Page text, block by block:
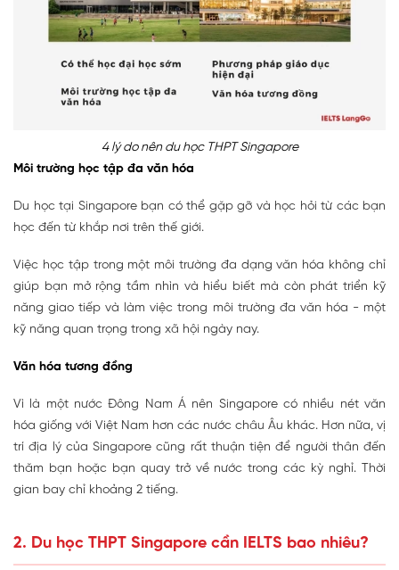
4 lý do nên du học THPT Singapore
Môi trường học tập đa văn hóa
Du học tại Singapore bạn có thể gặp gỡ và học hỏi từ các bạn
học đến từ khắp nơi trên thế giới.
Việc học tập trong một môi trường đa dạng văn hóa không chỉ
giúp bạn mở rộng tầm nhìn và hiểu biết mà còn phát triển kỹ
năng giao tiếp và làm việc trong môi trường đa văn hóa - một
kỹ năng quan trọng trong xã hội ngày nay.
Văn hóa tương đồng
Vì là một nước Đông Nam Á nên Singapore có nhiều nét văn
hóa giống với Việt Nam hơn các nước châu Âu khác. Hơn nữa, vị
trí địa lý của Singapore cũng rất thuận tiện để người thân đến
thăm bạn hoặc bạn quay trở về nước trong các kỳ nghỉ. Thời
gian bay chỉ khoảng 2 tiếng.
2. Du học THPT Singapore cần IELTS bao nhiêu?